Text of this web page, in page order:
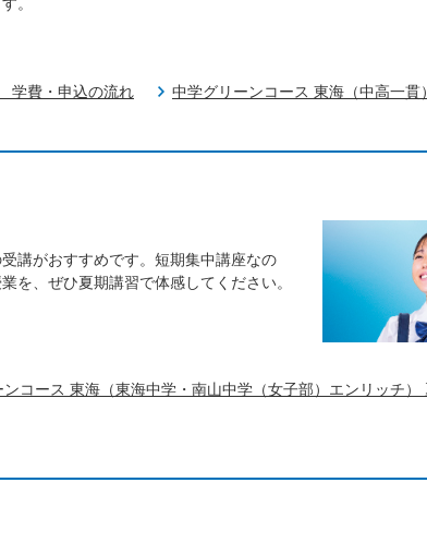
学費・申込の流れ
中学グリーンコース 東海（中高一貫
講がおすすめです。短期集中講座なの
を、ぜひ夏期講習で体感してください。
コース 東海（東海中学・南山中学（女子部）エンリッチ）